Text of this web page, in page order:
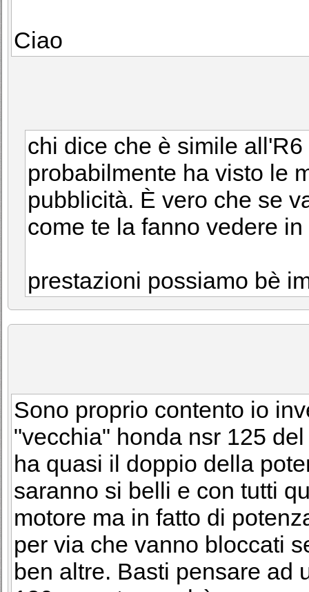
Ciao
chi dice che è simile
probabilmente ha visto le
pubblicità. È vero che se
come te la fanno vedere
prestazioni possiamo bè
Sono proprio contento io
"vecchia" honda nsr 125
ha quasi il doppio della
saranno si belli e con tutti
motore ma in fatto di
per via che vanno bloccati
ben altre. Basti pensare ad